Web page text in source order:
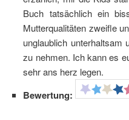
Buch tatsächlich ein
Mutterqualitäten zweifle
unglaublich
zu nehmen. Ich kann es
sehr ans herz legen.
Bewertung: